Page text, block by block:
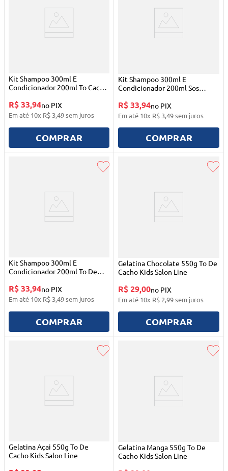
Kit Shampoo 300ml E
Condicionador 200ml To Cacho
R$ 33,94no PIX
Em até 10x R$ 3,49sem juros
COMPRAR
Kit Shampoo 300ml E
Condicionador 200ml Sos
R$ 33,94no PIX
Em até 10x R$ 3,49sem juros
COMPRAR
Kit Shampoo 300ml E
Condicionador 200ml To De
R$ 33,94no PIX
Em até 10x R$ 3,49sem juros
COMPRAR
Gelatina Chocolate 550g To De
Cacho Kids Salon Line
R$ 29,00no PIX
Em até 10x R$ 2,99sem juros
COMPRAR
Gelatina Açai 550g To De
Cacho Kids Salon Line
Gelatina Manga 550g To De
Cacho Kids Salon Line